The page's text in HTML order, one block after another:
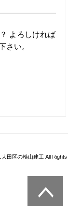
よろしければ
さい。
田区の桧山建工 All Rights